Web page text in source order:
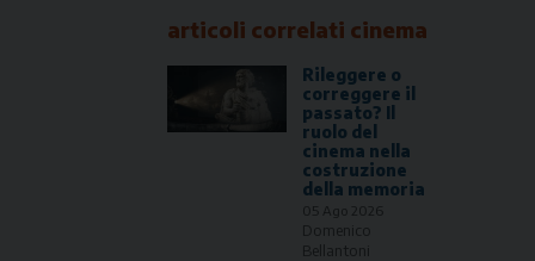
articoli correlati cinema
Rileggere o
correggere il
passato? Il
ruolo del
cinema nella
costruzione
della memoria
05 Ago 2026
Domenico
Bellantoni